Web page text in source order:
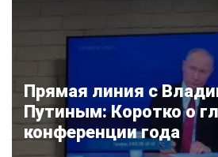
Прямая линия с
Путиным: Коротко о
конференции года